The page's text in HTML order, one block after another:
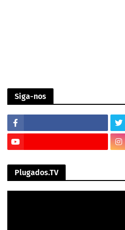
Siga-nos
Plugados.TV